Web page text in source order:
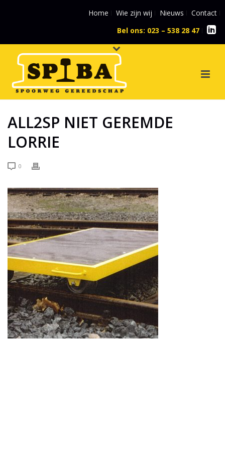
Home Wie zijn wij Nieuws
Contact
Bel ons: 023 – 538 28 47
ALL2SP NIET GEREMDE
LORRIE
0